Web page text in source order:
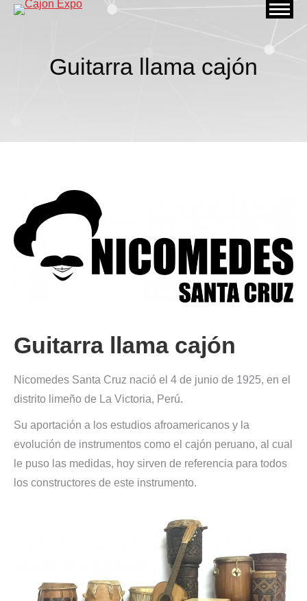
Guitarra llama cajón
Guitarra llama cajón
Nicomedes Santa Cruz nació el 4 de junio de 1925, en el
distrito limeño de La Victoria, Perú.
Su aportación a los estudios afroamericanos y la
evolución de instrumentos como el cajón peruano, al cual
le puso las medidas, hoy sirven de referencia para todos
los constructores de este instrumento.